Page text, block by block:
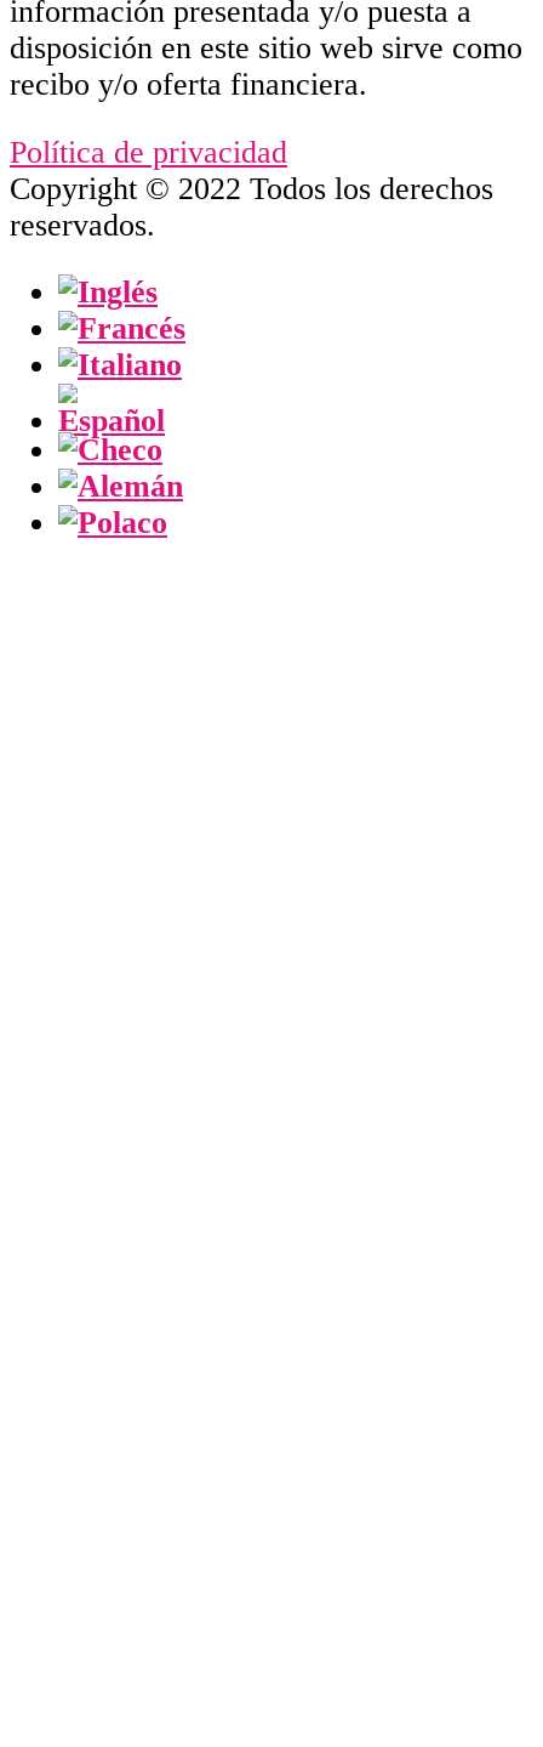
información presentada y/o puesta a
disposición en este sitio web sirve como
recibo y/o oferta financiera.
Política de privacidad
Copyright © 2022 Todos los derechos
reservados.